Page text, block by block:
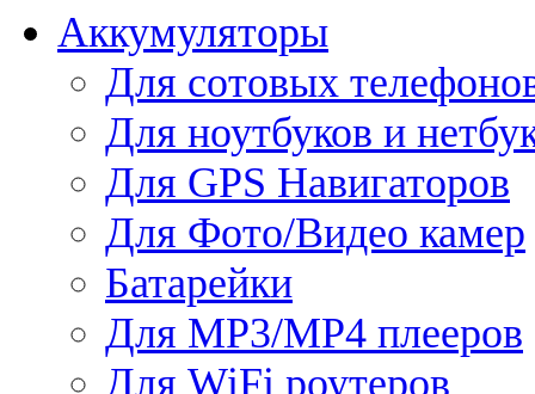
Аккумуляторы
Для сотовых
Для ноутбуков и
Для GPS Навигаторов
Для Фото/Видео камер
Батарейки
Для MP3/MP4 плееров
Для WiFi роутеров